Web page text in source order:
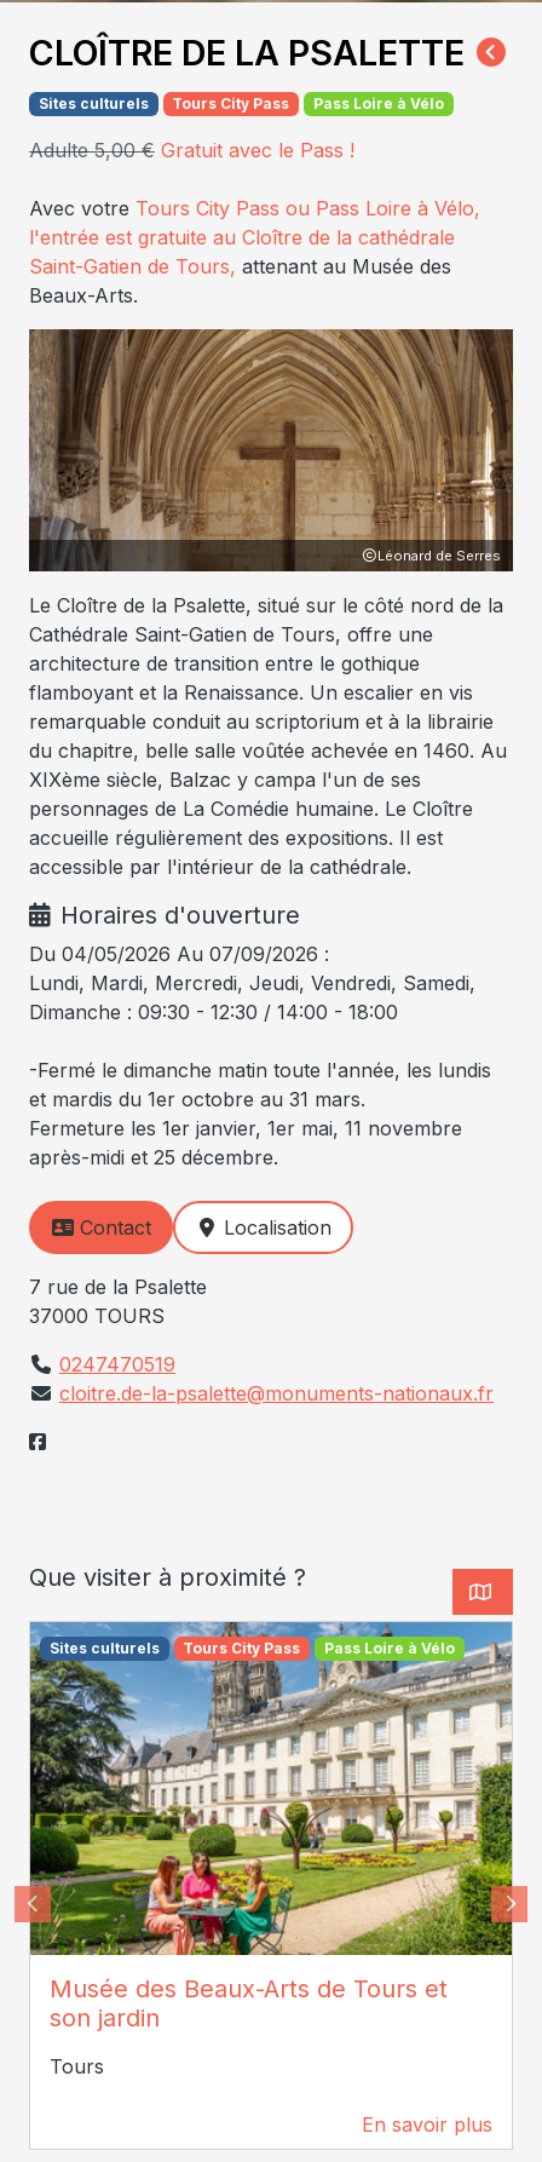
CLOÎTRE DE LA PSALETTE
Sites culturels Tours City Pass Pass Loire à Vélo
Adulte 5,00 € Gratuit avec le Pass !
Avec votre Tours City Pass ou Pass Loire à Vélo,
l'entrée est gratuite au Cloître de la cathédrale
Saint-Gatien de Tours, attenant au Musée des
Beaux-Arts.
Le Cloître de la Psalette, situé sur le côté nord de la
Cathédrale Saint-Gatien de Tours, offre une
architecture de transition entre le gothique
flamboyant et la Renaissance. Un escalier en vis
remarquable conduit au scriptorium et à la librairie
du chapitre, belle salle voûtée achevée en 1460. Au
XIXème siècle, Balzac y campa l'un de ses
personnages de La Comédie humaine. Le Cloître
accueille régulièrement des expositions. Il est
accessible par l'intérieur de la cathédrale.
Horaires d'ouverture
Du 04/05/2026 Au 07/09/2026 :
Lundi, Mardi, Mercredi, Jeudi, Vendredi, Samedi,
Dimanche : 09:30 - 12:30 / 14:00 - 18:00
-Fermé le dimanche matin toute l'année, les lundis
et mardis du 1er octobre au 31 mars.
Fermeture les 1er janvier, 1er mai, 11 novembre
après-midi et 25 décembre.
Contact Localisation
7 rue de la Psalette
37000 TOURS
0247470519
cloitre.de-la-psalette@monuments-nationaux.fr
Que visiter à proximité ?
Sites culturels Tours City Pass Pass Loire à Vélo
Musée des Beaux-Arts de Tours et
son jardin
Tours
En savoir plus